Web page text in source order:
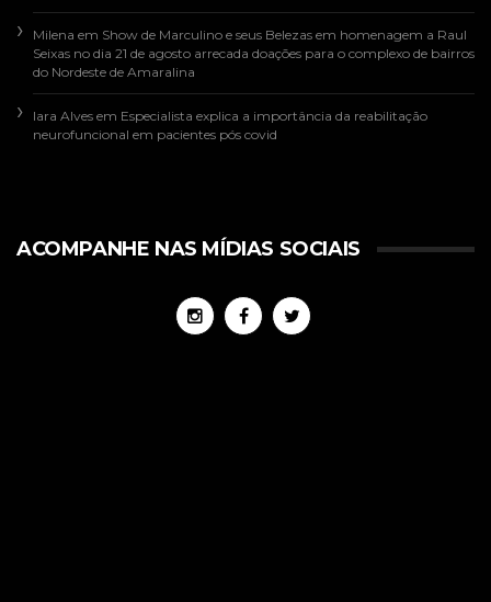
Milena em Show de Marculino e seus Belezas em homenagem a Raul
Seixas no dia 21 de agosto arrecada doações para o complexo de bairros
do Nordeste de Amaralina
Iara Alves em Especialista explica a importância da reabilitação
neurofuncional em pacientes pós covid
ACOMPANHE NAS MÍDIAS SOCIAIS